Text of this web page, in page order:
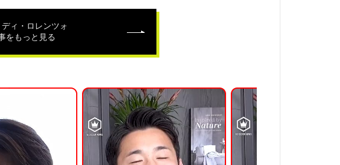
ィ・ロレンツォ
をもっと見る